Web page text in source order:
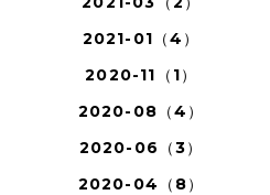
2021-01（4）
2020-11（1）
2020-08（4）
2020-06（3）
2020-04（8）